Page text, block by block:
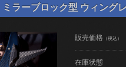
ミラーブロック型 ウィン
販売価格 （税込）
在庫状態